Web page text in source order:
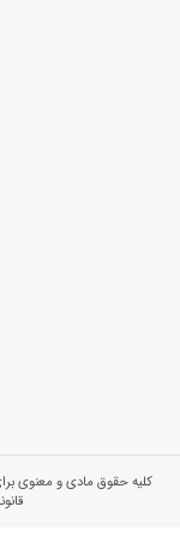
کلیه حقوق مادی و معنوی